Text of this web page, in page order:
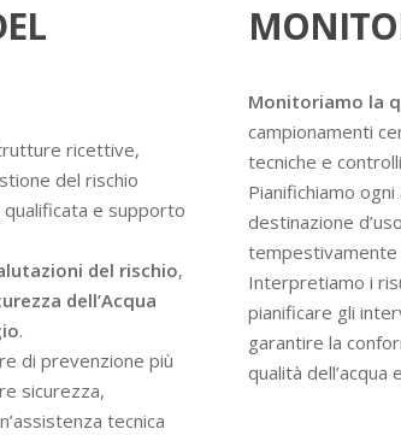
ricettive,
del rischio
e supporto
del rischio,
dell’Acqua
.
di prevenzione più
sicurezza,
tecnica
Monitoriamo la
campionamenti
tecniche e
Pianifichiamo
destinazione
tempestivamente
Interpretiamo i
pianificare gli
garantire la
qualità dell’acqua